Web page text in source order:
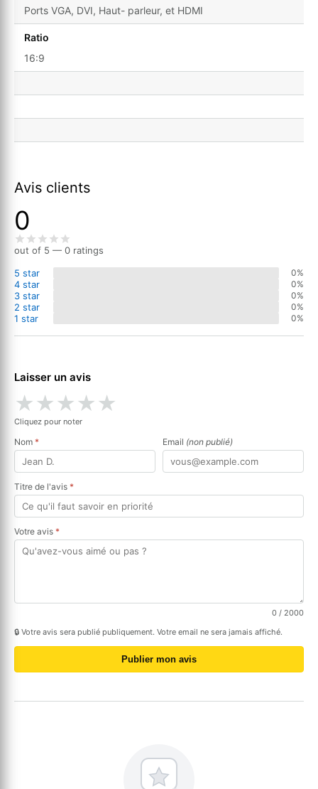
Ports VGA, DVI, Haut- parleur, et HDMI
Ratio
16:9
Avis clients
0
out of 5 — 0 ratings
5 star
0%
4 star 0%
3 star 0%
2 star 0%
1 star 0%
Laisser un avis
★★★★★
Cliquez pour noter
Nom * Email (non publié)
Titre de l'avis *
Votre avis *
0 / 2000
🔒 Votre avis sera publié publiquement. Votre email ne sera jamais affiché.
Publier mon avis